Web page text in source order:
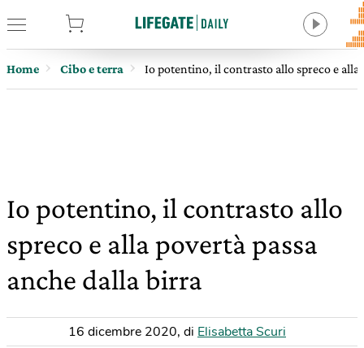
Home Cibo e terra Io potentino, il contrasto allo spreco e alla
Io potentino, il contrasto allo
spreco e alla povertà passa
anche dalla birra
16 dicembre 2020, di Elisabetta Scuri